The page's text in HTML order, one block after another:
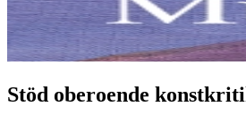
Stöd oberoende